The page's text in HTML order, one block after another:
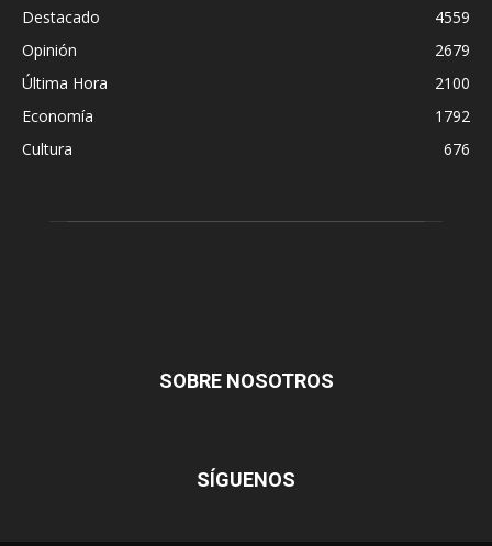
Destacado
4559
Opinión
2679
Última Hora
2100
Economía
1792
Cultura
676
SOBRE NOSOTROS
SÍGUENOS